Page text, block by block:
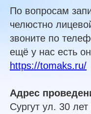
По вопросам
челюстно
звоните по
ещё у нас есть
https://tomaks.ru/
Адрес
Сургут ул. 30